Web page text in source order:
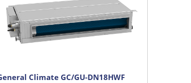
Climate GC/GU-DN18HWF